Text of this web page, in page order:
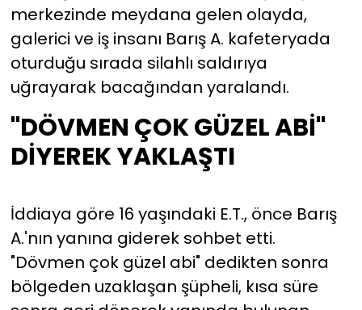
merkezinde meydana gelen olayda,
galerici ve iş insanı Barış A. kafeteryada
oturduğu sırada silahlı saldırıya
uğrayarak bacağından yaralandı.
"DÖVMEN ÇOK GÜZEL ABİ"
DİYEREK YAKLAŞTI
İddiaya göre 16 yaşındaki E.T., önce Barış
A.'nın yanına giderek sohbet etti.
"Dövmen çok güzel abi" dedikten sonra
bölgeden uzaklaşan şüpheli, kısa süre